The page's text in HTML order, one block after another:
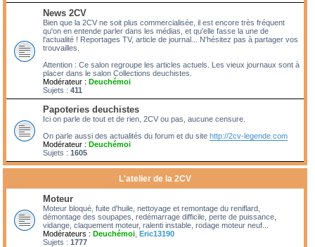
News 2CV
Bien que la 2CV ne soit plus commercialisée, il est encore très fréquent
qu'on en entende parler dans les médias, et qu'elle fasse la une de
l'actualité ! Reportages TV, article de journal... N'hésitez pas à partager vos
trouvailles.
Attention : Ce salon regroupe les articles actuels. Les vieux journaux sont à
placer dans le salon Collections deuchistes.
Modérateur : Deuchémoi
Sujets : 411
Papoteries deuchistes
Ici on parle de tout et de rien, 2CV ou pas, aucune censure.
On parle aussi des actualités du forum et du site http://2cv-legende.com
Modérateur : Deuchémoi
Sujets : 1605
L'atelier de la 2CV
Moteur
Moteur bloqué, fuite d'huile, nettoyage et remontage du reniflard,
démontage des soupapes, redémarrage difficile, perte de puissance,
vidange, claquement moteur, ralenti instable, rodage moteur neuf...
Modérateurs : Deuchémoi Eric13190
Sujets : 1777